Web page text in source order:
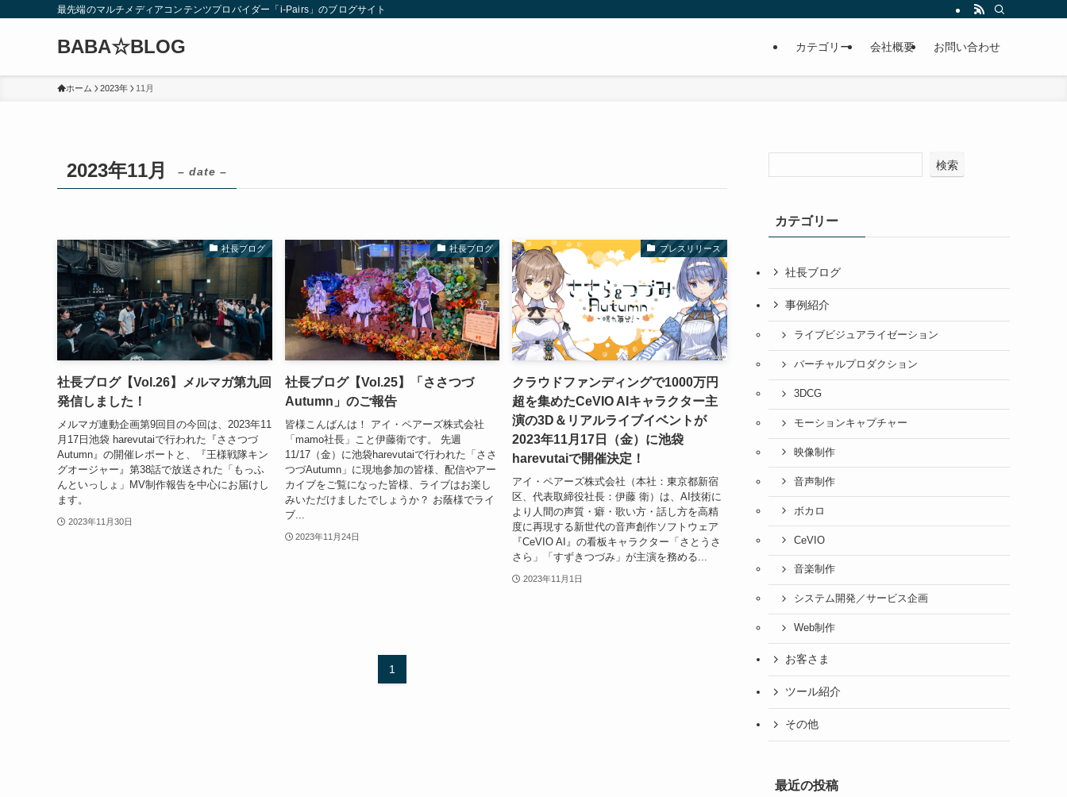
最先端のマルチメディアコンテンツプロバイダー「i-Pairs」のブログサイト
BABA☆BLOG カテゴリー 会社概要 お問い合わせ
ホーム 2023年 11月
2023年11月 – date –
社長ブログ
社長ブログ【Vol.26】メルマガ第九回
発信しました！
メルマガ連動企画第9回目の今回は、2023年11
月17日池袋 harevutaiで行われた『ささつづ
Autumn』の開催レポートと、『王様戦隊キン
グオージャー』第38話で放送された「もっふ
んといっしょ」MV制作報告を中心にお届けし
ます。
2023年11月30日
社長ブログ
社長ブログ【Vol.25】「ささつづ
Autumn」のご報告
皆様こんばんは！ アイ・ペアーズ株式会社
「mamo社長」こと伊藤衛です。 先週
11/17（金）に池袋harevutaiで行われた「ささ
つづAutumn」に現地参加の皆様、配信やアー
カイブをご覧になった皆様、ライブはお楽し
みいただけましたでしょうか？ お蔭様でライ
ブ...
2023年11月24日
プレスリリース
クラウドファンディングで1000万円
超を集めたCeVIO AIキャラクター主
演の3D＆リアルライブイベントが
2023年11月17日（金）に池袋
harevutaiで開催決定！
アイ・ペアーズ株式会社（本社：東京都新宿
区、代表取締役社長：伊藤 衛）は、AI技術に
より人間の声質・癖・歌い方・話し方を高精
度に再現する新世代の音声創作ソフトウェア
『CeVIO AI』の看板キャラクター「さとうさ
さら」「すずきつづみ」が主演を務める...
2023年11月1日
1
検索
カテゴリー
社長ブログ
事例紹介
ライブビジュアライゼーション
バーチャルプロダクション
3DCG
モーションキャプチャー
映像制作
音声制作
ボカロ
CeVIO
音楽制作
システム開発／サービス企画
Web制作
お客さま
ツール紹介
その他
最近の投稿